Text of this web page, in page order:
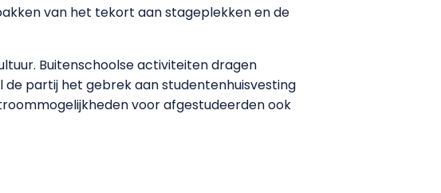
van het tekort aan stageplekken en de
Buitenschoolse activiteiten dragen
de partij het gebrek aan studentenhuisvesting
voor afgestudeerden ook